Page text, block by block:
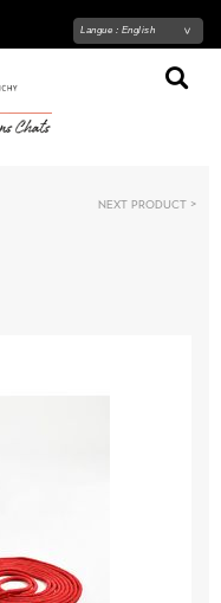
Langue : English
Next product